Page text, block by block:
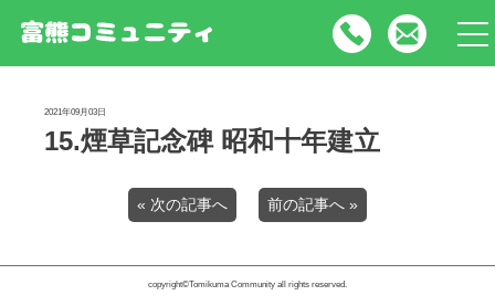
2021年09月03日
15.煙草記念碑 昭和十年建立
« 次の記事へ 前の記事へ »
copyright©Tomikuma Community all rights reserved.